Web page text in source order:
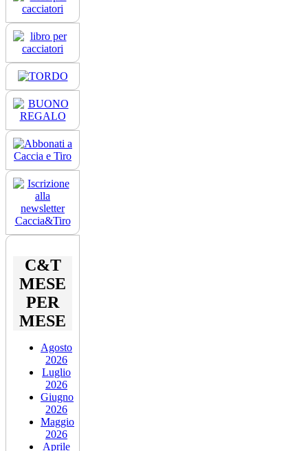
C&T
MESE
PER
MESE
Agosto
2026
Luglio
2026
Giugno
2026
Maggio
2026
Aprile